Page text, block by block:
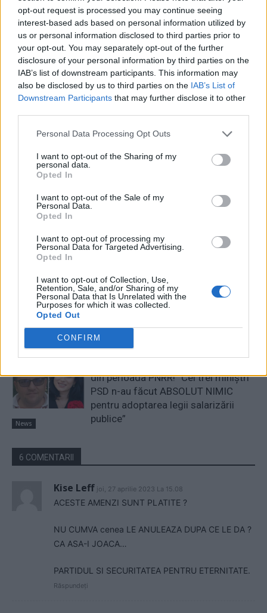
opt-out request is processed you may continue seeing
interest-based ads based on personal information utilized by
us or personal information disclosed to third parties prior to
your opt-out. You may separately opt-out of the further
disclosure of your personal information by third parties on the
IAB’s list of downstream participants. This information may
also be disclosed by us to third parties on the IAB’s List of
Downstream Participants that may further disclose it to other
Personal Data Processing Opt Outs
I want to opt-out of the Sharing of my
personal data.
Opted In
I want to opt-out of the Sale of my
Personal Data.
Opted In
I want to opt-out of processing my
Personal Data for Targeted Advertising.
Opted In
I want to opt-out of Collection, Use,
Retention, Sale, and/or Sharing of my
Personal Data that Is Unrelated with the
Purposes for which it was collected.
Opted Out
CONFIRM
Redacţia
RELATED ARTICLES
tabăra anti-europeană PSD-AUR:
convingătoare ale ministrului
Pîslaru
A doua operațiune obscenă a
DIICOT în această vară, după ”cazul
Pașca – Dumbrava”. Un fost
percheziționat și...
News
din perioada PNRR! ”Cei trei miniştri
PSD n-au făcut ABSOLUT NIMIC
pentru adoptarea legii salarizării
publice”
6 COMENTARII
Kise Leff joi, 27 aprilie 2023 La 15.08
ACESTE AMENZI SUNT PLATITE ?
NU CUMVA cenea LE ANULEAZA DUPA CE LE DA ?
CA ASA-I JOACA…
PARTIDUL SI SECURITATEA PENTRU ETERNITATE.
Răspundeți